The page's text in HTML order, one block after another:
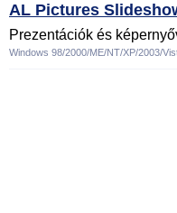
AL Pictures
Prezentációk és
Windows 98/2000/ME/NT/XP/2003/